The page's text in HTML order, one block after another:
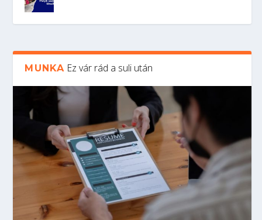
MUNKA Ez vár rád a suli után